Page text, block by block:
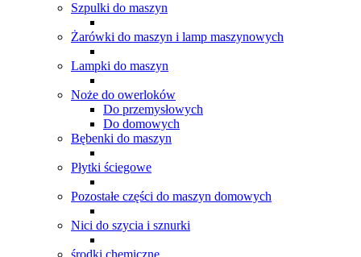
Szpulki do maszyn
Żarówki do maszyn i lamp maszynowych
Lampki do maszyn
Noże do owerloków
Do przemysłowych
Do domowych
Bębenki do maszyn
Płytki ściegowe
Pozostałe części do maszyn domowych
Nici do szycia i sznurki
środki chemiczne